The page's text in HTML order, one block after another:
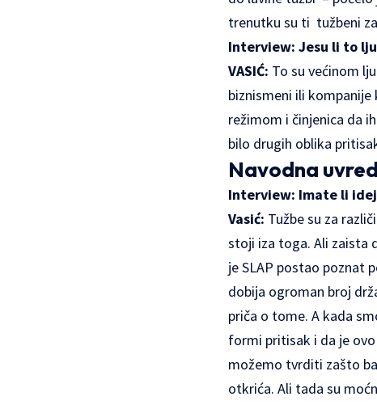
trenutku su ti tužbeni
Interview: Jesu li to
VASIĆ: To su većinom
biznismeni ili kompanije
režimom i činjenica da
bilo drugih oblika
Navodna
Interview: Imate li
Vasić: Tužbe su za
stoji iza toga. Ali zaista
je SLAP postao poznat
dobija ogroman broj
priča o tome. A kada
formi pritisak i da je
možemo tvrditi zašto
otkrića. Ali tada su